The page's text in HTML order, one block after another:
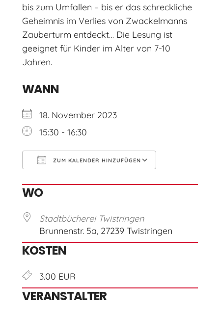
bis zum Umfallen – bis er das schreckliche
Geheimnis im Verlies von Zwackelmanns
Zauberturm entdeckt… Die Lesung ist
geeignet für Kinder im Alter von 7-10
Jahren.
WANN
18. November 2023
15:30 - 16:30
ZUM KALENDER HINZUFÜGEN
WO
Stadtbücherei Twistringen
Brunnenstr. 5a, 27239 Twistringen
KOSTEN
3.00 EUR
VERANSTALTER